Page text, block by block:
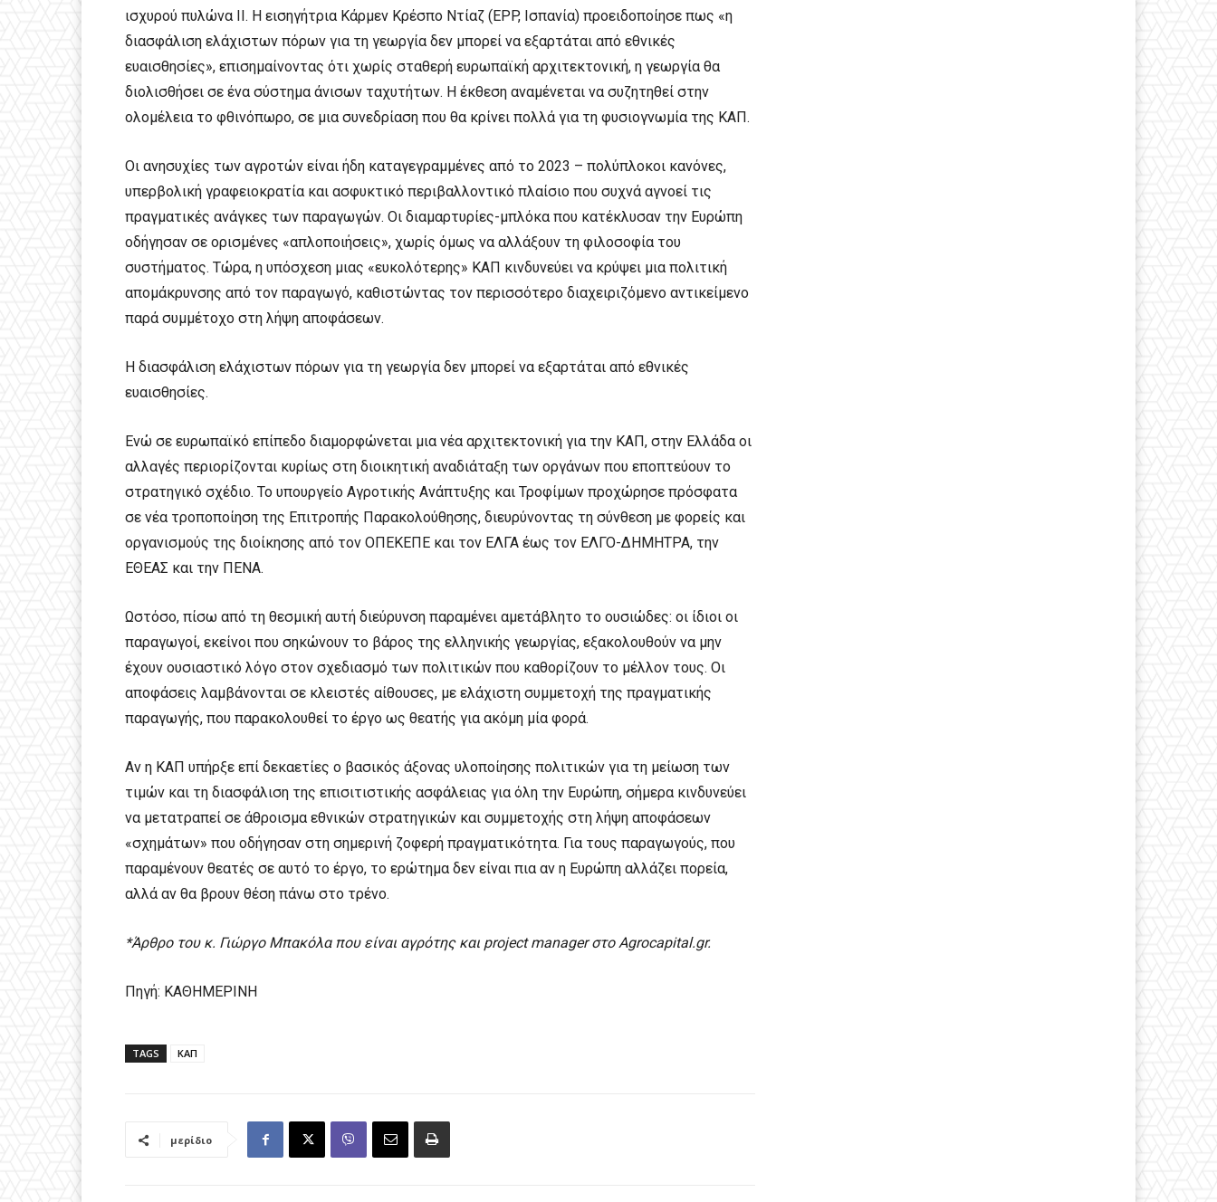
ισχυρού πυλώνα ΙΙ. Η εισηγήτρια Κάρμεν Κρέσπο Ντίαζ (EPP, Ισπανία) προειδοποίησε πως «η
διασφάλιση ελάχιστων πόρων για τη γεωργία δεν μπορεί να εξαρτάται από εθνικές
ευαισθησίες», επισημαίνοντας ότι χωρίς σταθερή ευρωπαϊκή αρχιτεκτονική, η γεωργία θα
διολισθήσει σε ένα σύστημα άνισων ταχυτήτων. Η έκθεση αναμένεται να συζητηθεί στην
ολομέλεια το φθινόπωρο, σε μια συνεδρίαση που θα κρίνει πολλά για τη φυσιογνωμία της ΚΑΠ.
Οι ανησυχίες των αγροτών είναι ήδη καταγεγραμμένες από το 2023 – πολύπλοκοι κανόνες,
υπερβολική γραφειοκρατία και ασφυκτικό περιβαλλοντικό πλαίσιο που συχνά αγνοεί τις
πραγματικές ανάγκες των παραγωγών. Οι διαμαρτυρίες-μπλόκα που κατέκλυσαν την Ευρώπη
οδήγησαν σε ορισμένες «απλοποιήσεις», χωρίς όμως να αλλάξουν τη φιλοσοφία του
συστήματος. Τώρα, η υπόσχεση μιας «ευκολότερης» ΚΑΠ κινδυνεύει να κρύψει μια πολιτική
απομάκρυνσης από τον παραγωγό, καθιστώντας τον περισσότερο διαχειριζόμενο αντικείμενο
παρά συμμέτοχο στη λήψη αποφάσεων.
Η διασφάλιση ελάχιστων πόρων για τη γεωργία δεν μπορεί να εξαρτάται από εθνικές
ευαισθησίες.
Ενώ σε ευρωπαϊκό επίπεδο διαμορφώνεται μια νέα αρχιτεκτονική για την ΚΑΠ, στην Ελλάδα οι
αλλαγές περιορίζονται κυρίως στη διοικητική αναδιάταξη των οργάνων που εποπτεύουν το
στρατηγικό σχέδιο. Το υπουργείο Αγροτικής Ανάπτυξης και Τροφίμων προχώρησε πρόσφατα
σε νέα τροποποίηση της Επιτροπής Παρακολούθησης, διευρύνοντας τη σύνθεση με φορείς και
οργανισμούς της διοίκησης από τον ΟΠΕΚΕΠΕ και τον ΕΛΓΑ έως τον ΕΛΓΟ-ΔΗΜΗΤΡΑ, την
ΕΘΕΑΣ και την ΠΕΝΑ.
Ωστόσο, πίσω από τη θεσμική αυτή διεύρυνση παραμένει αμετάβλητο το ουσιώδες: οι ίδιοι οι
παραγωγοί, εκείνοι που σηκώνουν το βάρος της ελληνικής γεωργίας, εξακολουθούν να μην
έχουν ουσιαστικό λόγο στον σχεδιασμό των πολιτικών που καθορίζουν το μέλλον τους. Οι
αποφάσεις λαμβάνονται σε κλειστές αίθουσες, με ελάχιστη συμμετοχή της πραγματικής
παραγωγής, που παρακολουθεί το έργο ως θεατής για ακόμη μία φορά.
Αν η ΚΑΠ υπήρξε επί δεκαετίες ο βασικός άξονας υλοποίησης πολιτικών για τη μείωση των
τιμών και τη διασφάλιση της επισιτιστικής ασφάλειας για όλη την Ευρώπη, σήμερα κινδυνεύει
να μετατραπεί σε άθροισμα εθνικών στρατηγικών και συμμετοχής στη λήψη αποφάσεων
«σχημάτων» που οδήγησαν στη σημερινή ζοφερή πραγματικότητα. Για τους παραγωγούς, που
παραμένουν θεατές σε αυτό το έργο, το ερώτημα δεν είναι πια αν η Ευρώπη αλλάζει πορεία,
αλλά αν θα βρουν θέση πάνω στο τρένο.
*Άρθρο του κ. Γιώργο Μπακόλα που είναι αγρότης και project manager στο Agrocapital.gr.
Πηγή: ΚΑΘΗΜΕΡΙΝΗ
TAGS ΚΑΠ
μερίδιο